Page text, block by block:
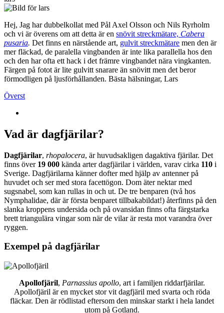
Hej, Jag har dubbelkollat med Pål Axel Olsson och Nils Ryrholm
och vi är överens om att detta är en snövit streckmätare, Cabera
pusaria. Det finns en närstående art, gulvit streckmätare men den är
mer fläckad, de paralella vingbanden är inte lika parallella hos den
och den har ofta ett hack i det främre vingbandet nära vingkanten.
Färgen på fotot är lite gulvitt snarare än snövitt men det beror
förmodligen på ljusförhållanden. Bästa hälsningar, Lars
Överst
Vad är dagfjärilar?
Dagfjärilar, rhopalocera, är huvudsakligen dagaktiva fjärilar. Det
finns över 19 000 kända arter dagfjärilar i världen, varav cirka 110 i
Sverige. Dagfjärilarna känner dofter med hjälp av antenner på
huvudet och ser med stora facettögon. Dom äter nektar med
sugsnabel, som kan rullas in och ut. De tre benparen (två hos
Nymphalidae, där är första benparet tillbakabildat!) återfinns på den
slanka kroppens undersida och på ovansidan finns ofta färgstarka
brett triangulära vingar som när de vilar är resta mot varandra över
ryggen.
Exempel på dagfjärilar
Apollofjäril, Parnassius apollo, art i familjen riddarfjärilar.
Apollofjäril är en mycket stor vit dagfjäril med svarta och röda
fläckar. Den är rödlistad eftersom den minskar starkt i hela landet
utom på Gotland.